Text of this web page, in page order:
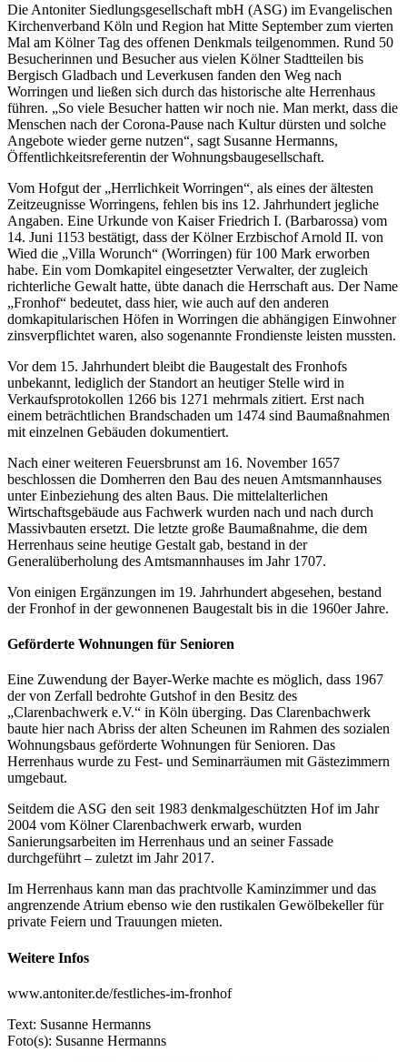
Die Antoniter Siedlungsgesellschaft mbH (ASG) im Evangelischen
Kirchenverband Köln und Region hat Mitte September zum vierten
Mal am Kölner Tag des offenen Denkmals teilgenommen. Rund 50
Besucherinnen und Besucher aus vielen Kölner Stadtteilen bis
Bergisch Gladbach und Leverkusen fanden den Weg nach
Worringen und ließen sich durch das historische alte Herrenhaus
führen. „So viele Besucher hatten wir noch nie. Man merkt, dass die
Menschen nach der Corona-Pause nach Kultur dürsten und solche
Angebote wieder gerne nutzen“, sagt Susanne Hermanns,
Öffentlichkeitsreferentin der Wohnungsbaugesellschaft.
Vom Hofgut der „Herrlichkeit Worringen“, als eines der ältesten
Zeitzeugnisse Worringens, fehlen bis ins 12. Jahrhundert jegliche
Angaben. Eine Urkunde von Kaiser Friedrich I. (Barbarossa) vom
14. Juni 1153 bestätigt, dass der Kölner Erzbischof Arnold II. von
Wied die „Villa Worunch“ (Worringen) für 100 Mark erworben
habe. Ein vom Domkapitel eingesetzter Verwalter, der zugleich
richterliche Gewalt hatte, übte danach die Herrschaft aus. Der Name
„Fronhof“ bedeutet, dass hier, wie auch auf den anderen
domkapitularischen Höfen in Worringen die abhängigen Einwohner
zinsverpflichtet waren, also sogenannte Frondienste leisten mussten.
Vor dem 15. Jahrhundert bleibt die Baugestalt des Fronhofs
unbekannt, lediglich der Standort an heutiger Stelle wird in
Verkaufsprotokollen 1266 bis 1271 mehrmals zitiert. Erst nach
einem beträchtlichen Brandschaden um 1474 sind Baumaßnahmen
mit einzelnen Gebäuden dokumentiert.
Nach einer weiteren Feuersbrunst am 16. November 1657
beschlossen die Domherren den Bau des neuen Amtsmannhauses
unter Einbeziehung des alten Baus. Die mittelalterlichen
Wirtschaftsgebäude aus Fachwerk wurden nach und nach durch
Massivbauten ersetzt. Die letzte große Baumaßnahme, die dem
Herrenhaus seine heutige Gestalt gab, bestand in der
Generalüberholung des Amtsmannhauses im Jahr 1707.
Von einigen Ergänzungen im 19. Jahrhundert abgesehen, bestand
der Fronhof in der gewonnenen Baugestalt bis in die 1960er Jahre.
Geförderte Wohnungen für Senioren
Eine Zuwendung der Bayer-Werke machte es möglich, dass 1967
der von Zerfall bedrohte Gutshof in den Besitz des
„Clarenbachwerk e.V.“ in Köln überging. Das Clarenbachwerk
baute hier nach Abriss der alten Scheunen im Rahmen des sozialen
Wohnungsbaus geförderte Wohnungen für Senioren. Das
Herrenhaus wurde zu Fest- und Seminarräumen mit Gästezimmern
umgebaut.
Seitdem die ASG den seit 1983 denkmalgeschützten Hof im Jahr
2004 vom Kölner Clarenbachwerk erwarb, wurden
Sanierungsarbeiten im Herrenhaus und an seiner Fassade
durchgeführt – zuletzt im Jahr 2017.
Im Herrenhaus kann man das prachtvolle Kaminzimmer und das
angrenzende Atrium ebenso wie den rustikalen Gewölbekeller für
private Feiern und Trauungen mieten.
Weitere Infos
www.antoniter.de/festliches-im-fronhof
Text: Susanne Hermanns
Foto(s): Susanne Hermanns